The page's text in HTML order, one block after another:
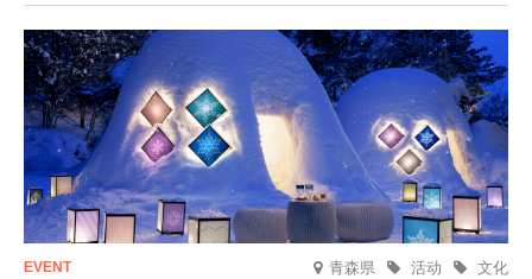
在此与重要之人共度一段难忘的特别时光。
青森県 文化
活动